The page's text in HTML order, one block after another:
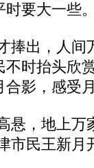
要大一些。
出，人间
时抬头欣
影，感受
，地上万
市民王新月